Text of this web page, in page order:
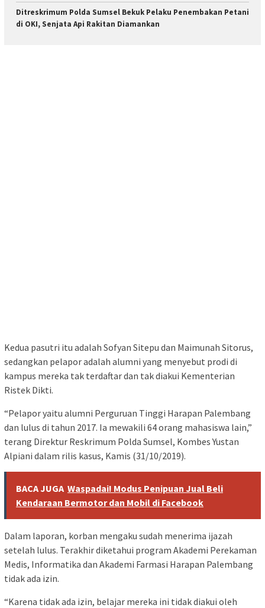
Ditreskrimum Polda Sumsel Bekuk Pelaku Penembakan Petani
di OKI, Senjata Api Rakitan Diamankan
Kedua pasutri itu adalah Sofyan Sitepu dan Maimunah Sitorus,
sedangkan pelapor adalah alumni yang menyebut prodi di
kampus mereka tak terdaftar dan tak diakui Kementerian
Ristek Dikti.
“Pelapor yaitu alumni Perguruan Tinggi Harapan Palembang
dan lulus di tahun 2017. Ia mewakili 64 orang mahasiswa lain,”
terang Direktur Reskrimum Polda Sumsel, Kombes Yustan
Alpiani dalam rilis kasus, Kamis (31/10/2019).
BACA JUGA Waspadai! Modus Penipuan Jual Beli
Kendaraan Bermotor dan Mobil di Facebook
Dalam laporan, korban mengaku sudah menerima ijazah
setelah lulus. Terakhir diketahui program Akademi Perekaman
Medis, Informatika dan Akademi Farmasi Harapan Palembang
tidak ada izin.
“Karena tidak ada izin, belajar mereka ini tidak diakui oleh